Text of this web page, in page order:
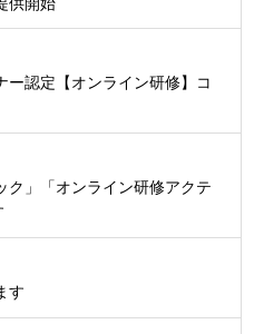
ー認定【オンライン研修】コ
ク」「オンライン研修アクテ
す